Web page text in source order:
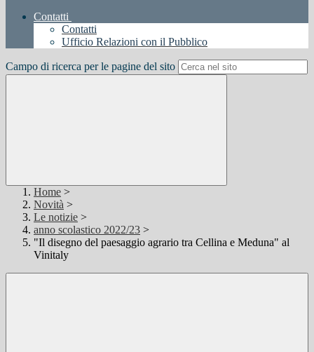
Contatti
Contatti
Ufficio Relazioni con il Pubblico
Campo di ricerca per le pagine del sito
Home >
Novità >
Le notizie >
anno scolastico 2022/23 >
"Il disegno del paesaggio agrario tra Cellina e Meduna" al
Vinitaly